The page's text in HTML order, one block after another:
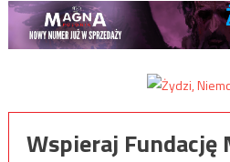
Wspieraj Fundację